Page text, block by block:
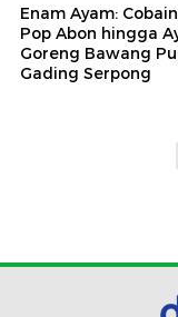
Enam Ayam:
Pop Abon hingga
Goreng Bawang
Gading Serpong